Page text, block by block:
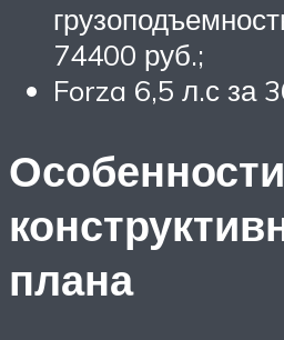
74400 руб.;
Forza 6,5 л.с за
Особенности
плана